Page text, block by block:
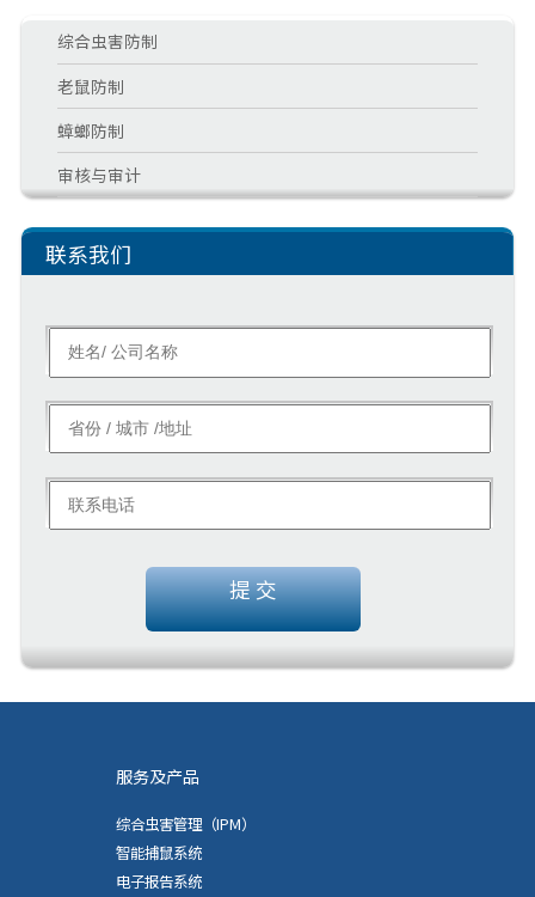
综合虫害防制
老鼠防制
蟑螂防制
审核与审计
联系我们
提 交
服务及产品
综合虫害管理（IPM）
智能捕鼠系统
电子报告系统